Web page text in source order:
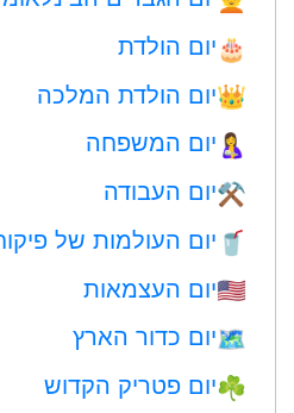
🎂 יום הולדת
👑יום הולדת המלכה
🤱 יום המשפחה
⚒️יום העבודה
🥤 יום העולמות של
🇺🇸יום העצמאות
🗺️יום כדור הארץ
☘️יום פטריק הקדוש